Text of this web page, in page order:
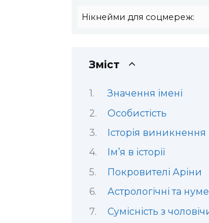
Нікнейми для соцмереж:
Зміст
Значення імені
Особистість
Історія виникнення
Ім’я в історії
Покровителі Аріни
Астрологічні та
Сумісність з